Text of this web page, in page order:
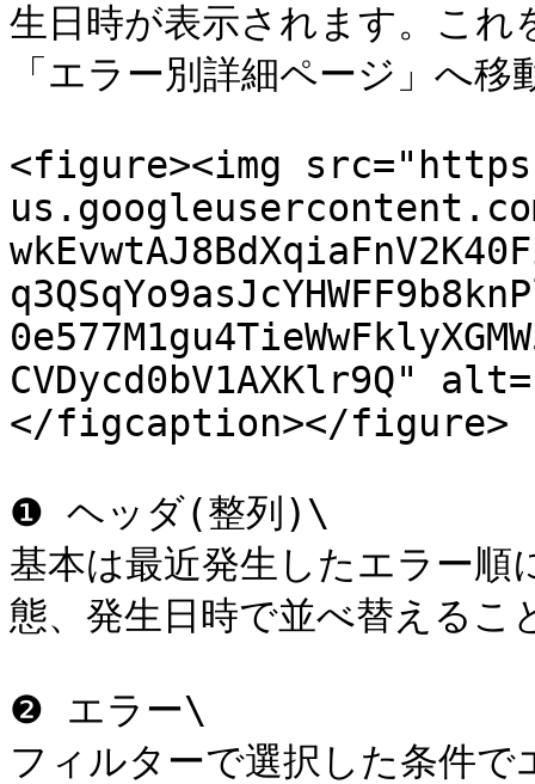
生日時が表示されます。これ
「エラー別詳細ページ」へ
<figure><img
CVDycd0bV1AXKlr9Q"
</figcaption></figure>
❶ ヘッダ(整列)\
基本は最近発生したエラー順
態、発生日時で並べ替えるこ
❷ エラー\
フィルターで選択した条件